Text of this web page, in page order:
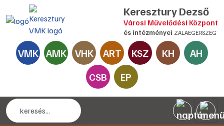
Keresztury Dezső
Városi Művelődési Központ
és intézményei ZALAEGERSZEG
VMK AMK VHK ART KSZ KH
AH
CSB
EP